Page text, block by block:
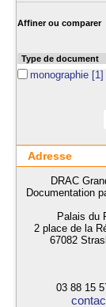
Affiner ou comparer
Type de document
monographie [1]
Adresse
DRAC
Documentation
Palais du
2 place de la
67082
03 88 15